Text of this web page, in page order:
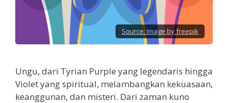
Source:Image by freepik
Ungu, dari Tyrian Purple yang legendaris hingga
Violet yang spiritual, melambangkan kekuasaan,
keanggunan, dan misteri. Dari zaman kuno